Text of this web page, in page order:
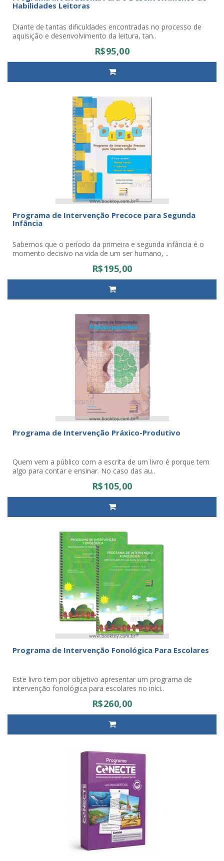
Habilidades Leitoras
Diante de tantas dificuldades encontradas no processo de
aquisição e desenvolvimento da leitura, tan..
R$95,00
Programa de Intervenção Precoce para Segunda
Infância
Sabemos que o período da primeira e segunda infância é o
momento decisivo na vida de um ser humano, ..
R$195,00
Programa de Intervenção Práxico-Produtivo
Quem vem a público com a escrita de um livro é porque tem
algo para contar e ensinar. No caso das au..
R$105,00
Programa de Intervenção Fonológica Para Escolares
Este livro tem por objetivo apresentar um programa de
intervenção fonológica para escolares no iníci..
R$260,00